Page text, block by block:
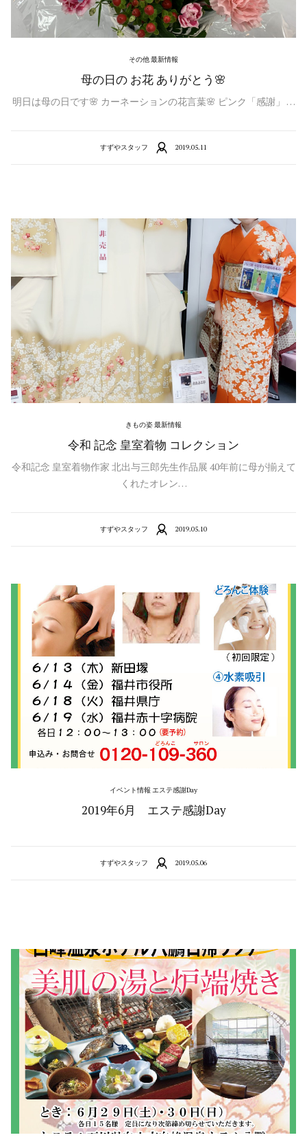
その他 最新情報
母の日の お花 ありがとう🌸
明日は母の日です🌸 カーネーションの花言葉🌸 ピンク「感謝」 …
すずやスタッフ 2019.05.11
きもの姿 最新情報
令和 記念 皇室着物 コレクション
令和記念 皇室着物作家 北出与三郎先生作品展 40年前に母が揃えて
くれたオレン…
すずやスタッフ 2019.05.10
イベント情報 エステ感謝Day
2019年6月 エステ感謝Day
すずやスタッフ 2019.05.06